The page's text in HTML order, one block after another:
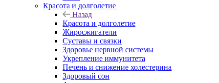
Красота и долголетие
Назад
Красота и долголетие
Жиросжигатели
Суставы и связки
Здоровье нервной системы
Укрепление иммунитета
Печень и снижение холестерина
Здоровый сон